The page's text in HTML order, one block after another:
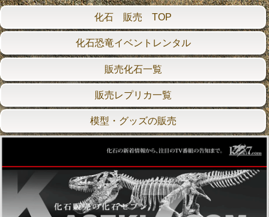
化石 販売 TOP
化石恐竜イベントレンタル
販売化石一覧
販売レプリカ一覧
模型・グッズの販売